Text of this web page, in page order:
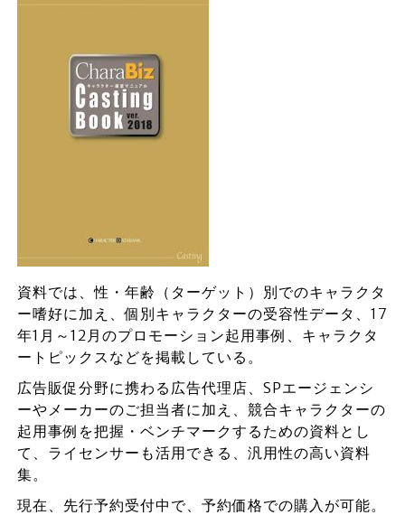
資料では、性・年齢（ターゲット）別でのキャラクタ
ー嗜好に加え、個別キャラクターの受容性データ、17
年1月～12月のプロモーション起用事例、キャラクタ
ートピックスなどを掲載している。
広告販促分野に携わる広告代理店、SPエージェンシ
ーやメーカーのご担当者に加え、競合キャラクターの
起用事例を把握・ベンチマークするための資料とし
て、ライセンサーも活用できる、汎用性の高い資料
集。
現在、先行予約受付中で、予約価格での購入が可能。